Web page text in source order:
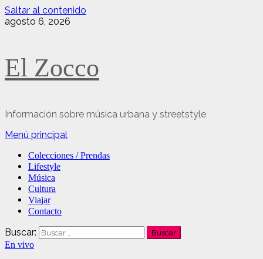
Saltar al contenido
agosto 6, 2026
El Zocco
Información sobre música urbana y streetstyle
Menú principal
Colecciones / Prendas
Lifestyle
Música
Cultura
Viajar
Contacto
Buscar:
En vivo